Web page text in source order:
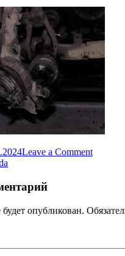
Leave a Commenton
опубликован.